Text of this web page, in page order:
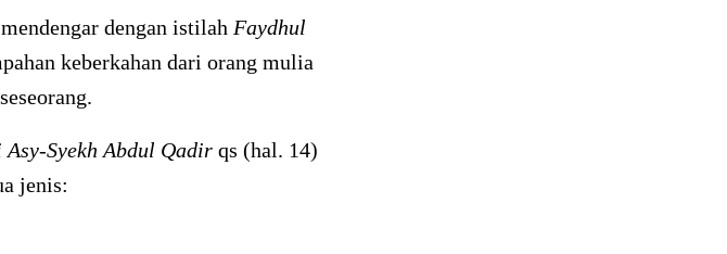
dengan istilah Faydhul
keberkahan dari orang mulia
Syekh Abdul Qadir qs (hal. 14)
jenis: